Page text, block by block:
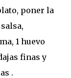
poner la
1 huevo
finas y
.